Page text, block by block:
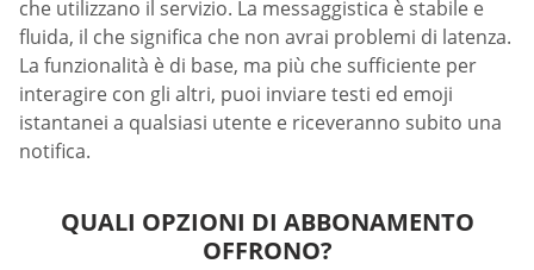
che utilizzano il servizio. La messaggistica è stabile e
fluida, il che significa che non avrai problemi di latenza.
La funzionalità è di base, ma più che sufficiente per
interagire con gli altri, puoi inviare testi ed emoji
istantanei a qualsiasi utente e riceveranno subito una
notifica.
QUALI OPZIONI DI ABBONAMENTO
OFFRONO?